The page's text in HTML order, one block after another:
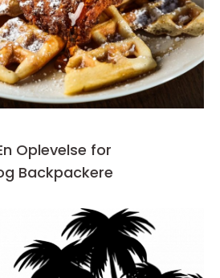
Oplevelse for
Backpackere